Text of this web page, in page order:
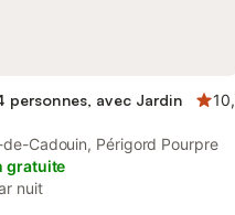
personnes, avec Jardin
de-Cadouin, Périgord Pourpre
gratuite
nuit